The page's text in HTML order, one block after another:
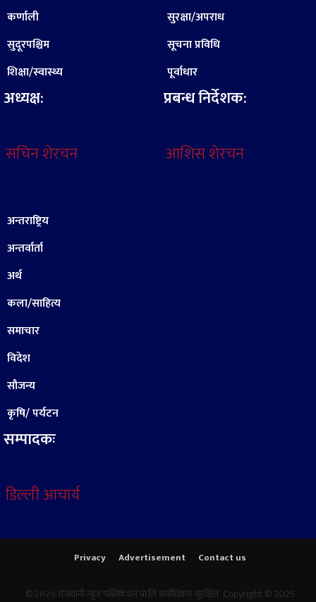
कर्णाली
सुदूरपश्चिम
शिक्षा/स्वास्थ्य
अध्यक्ष:
सचिन शेरचन
सुरक्षा/अपराध
सूचना प्रविधि
पूर्वाधार
प्रबन्ध निर्देशक:
आशिस शेरचन
अन्तराष्ट्रिय
अन्तर्वार्ता
अर्थ
कला/साहित्य
समाचार
विदेश
सौजन्य
कृषि/ पर्यटन
सम्पादकः
डिल्ली आचार्य
Privacy Advertisement Contact us
© २०२५ राजधानी न्युज पब्लिकेशन प्रा.लि सर्वाधिकार सुरक्षित Copyright © 2025